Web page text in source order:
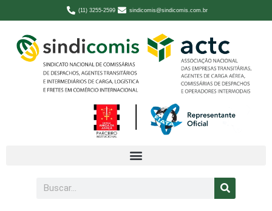
(11) 3255-2599 sindicomis@sindicomis.com.br